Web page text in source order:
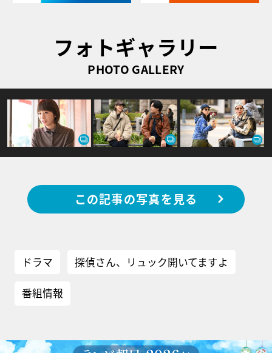
フォトギャラリー
PHOTO GALLERY
この記事の写真を見る
ドラマ 探偵さん、リュック開いてますよ
番組情報